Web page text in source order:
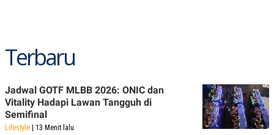
Terbaru
Jadwal GOTF MLBB 2026: ONIC dan
Vitality Hadapi Lawan Tangguh di
Semifinal
Lifestyle | 13 Menit lalu